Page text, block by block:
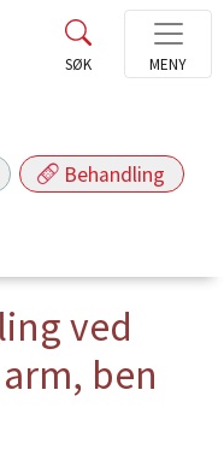
Behandling
ved
ben